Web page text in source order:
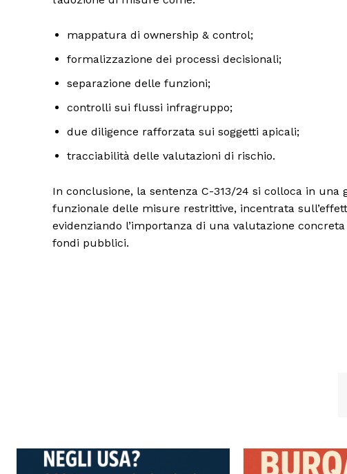
mappatura di ownership & control;
formalizzazione dei processi decisionali;
separazione delle funzioni;
controlli sui flussi infragruppo;
due diligence rafforzata sui soggetti apicali;
tracciabilità delle valutazioni di rischio.
In conclusione, la sentenza C-313/24 si colloca in
funzionale delle misure restrittive, incentrata
evidenziando l’importanza di una valutazione
fondi pubblici.